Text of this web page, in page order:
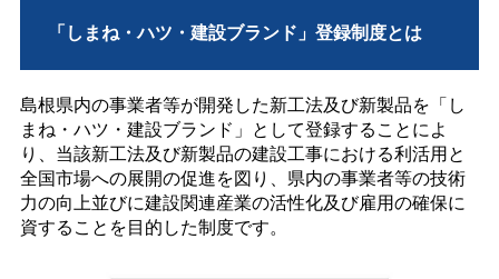
「しまね・ハツ・建設ブランド」登録制度とは
島根県内の事業者等が開発した新工法及び新製品を「し
まね・ハツ・建設ブランド」として登録することによ
り、当該新工法及び新製品の建設工事における利活用と
全国市場への展開の促進を図り、県内の事業者等の技術
力の向上並びに建設関連産業の活性化及び雇用の確保に
資することを目的した制度です。